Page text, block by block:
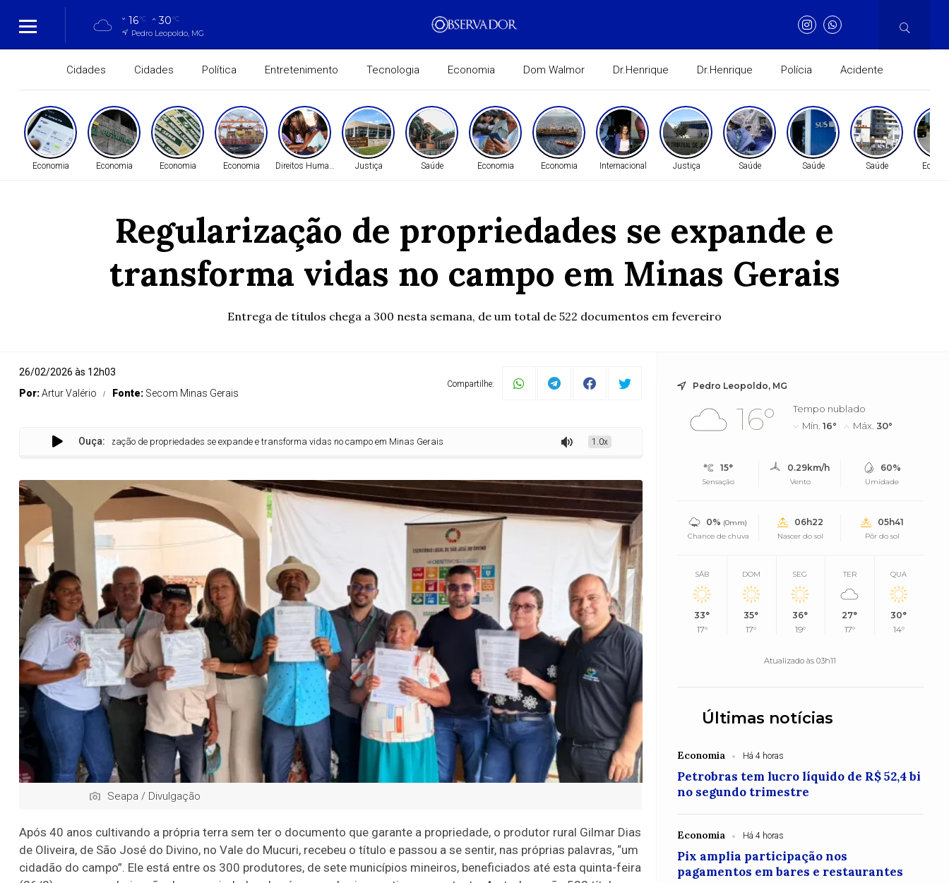
16°C 30°C
Pedro Leopoldo, MG
Cidades Cidades Política Entretenimento Tecnologia Economia Dom Walmor Dr.Henrique Dr.Henrique Polícia Acidente
Economia Economia Economia Economia Direitos Humanos Justiça Saúde Economia Economia Internacional Justiça Saúde Saúde Saúde
Regularização de propriedades se expande e
transforma vidas no campo em Minas Gerais
Entrega de títulos chega a 300 nesta semana, de um total de 522 documentos em fevereiro
26/02/2026 às 12h03
Por:Artur Valério Fonte: Secom Minas Gerais
Compartilhe:
Ouça:
Regularização de propriedades se expande e transforma vidas no campo em Minas Gerais 1.0x
Seapa / Divulgação
Após 40 anos cultivando a própria terra sem ter o documento que garante a propriedade, o produtor rural Gilmar Dias
de Oliveira, de São José do Divino, no Vale do Mucuri, recebeu o título e passou a se sentir, nas próprias palavras, “um
cidadão do campo”. Ele está entre os 300 produtores, de sete municípios mineiros, beneficiados até esta quinta-feira
Pedro Leopoldo, MG
16°
Tempo nublado
Mín.16° Máx.30°
15°
Sensação
0.29km/h
Vento
60%
Umidade
0% (0mm)
Chance de chuva
06h22
Nascer do sol
05h41
Pôr do sol
SÁB
33°
17°
DOM
35°
17°
SEG
36°
19°
TER
27°
17°
QUA
30°
14°
Atualizado às 03h11
Últimas notícias
Economia Há 4 horas
Petrobras tem lucro líquido de R$ 52,4 bi
no segundo trimestre
Economia Há 4 horas
Pix amplia participação nos
pagamentos em bares e restaurantes